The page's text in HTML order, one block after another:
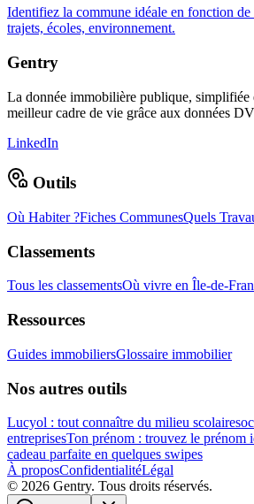
Identifiez la commune idéale en fonction de
trajets, écoles, environnement.
Gentry
La donnée immobilière publique, simplifiée
meilleur cadre de vie grâce aux données
LinkedIn
Outils
Où Habiter ?Fiches CommunesQuels
Classements
Tous les classementsOù vivre en Île-de-
Ressources
Guides immobiliersGlossaire immobilier
Nos autres outils
Lucyol : tout connaître du milieu scolaire
entreprisesTon prénom : trouvez le prénom
cadeau parfaite en quelques swipes
À proposConfidentialitéLégal
© 2026 Gentry. Tous droits réservés.